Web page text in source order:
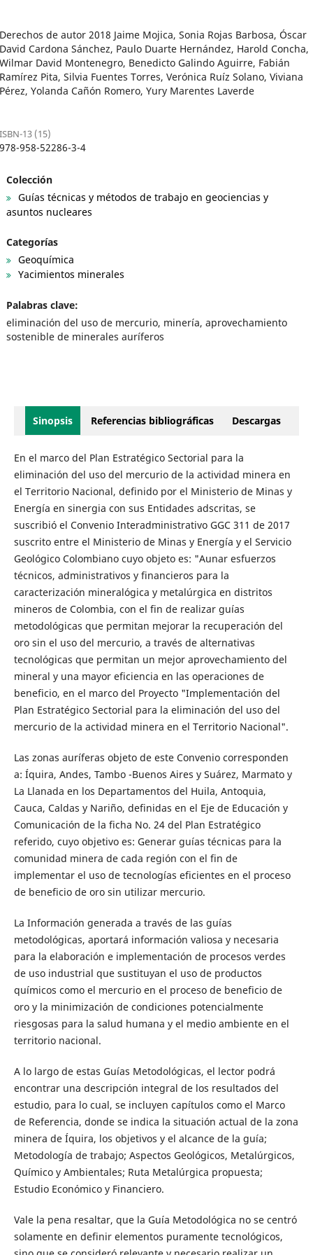
Derechos de autor 2018 Jaime Mojica, Sonia Rojas Barbosa, Óscar
David Cardona Sánchez, Paulo Duarte Hernández, Harold Concha,
Wilmar David Montenegro, Benedicto Galindo Aguirre, Fabián
Ramírez Pita, Silvia Fuentes Torres, Verónica Ruíz Solano, Viviana
Pérez, Yolanda Cañón Romero, Yury Marentes Laverde
ISBN-13 (15)
978-958-52286-3-4
Colección
Guías técnicas y métodos de trabajo en geociencias y
asuntos nucleares
Categorías
Geoquímica
Yacimientos minerales
Palabras clave:
eliminación del uso de mercurio, minería, aprovechamiento
sostenible de minerales auríferos
Sinopsis Referencias bibliográficas Descargas
En el marco del Plan Estratégico Sectorial para la
eliminación del uso del mercurio de la actividad minera en
el Territorio Nacional, definido por el Ministerio de Minas y
Energía en sinergia con sus Entidades adscritas, se
suscribió el Convenio Interadministrativo GGC 311 de 2017
suscrito entre el Ministerio de Minas y Energía y el Servicio
Geológico Colombiano cuyo objeto es: "Aunar esfuerzos
técnicos, administrativos y financieros para la
caracterización mineralógica y metalúrgica en distritos
mineros de Colombia, con el fin de realizar guías
metodológicas que permitan mejorar la recuperación del
oro sin el uso del mercurio, a través de alternativas
tecnológicas que permitan un mejor aprovechamiento del
mineral y una mayor eficiencia en las operaciones de
beneficio, en el marco del Proyecto "Implementación del
Plan Estratégico Sectorial para la eliminación del uso del
mercurio de la actividad minera en el Territorio Nacional".
Las zonas auríferas objeto de este Convenio corresponden
a: Íquira, Andes, Tambo -Buenos Aires y Suárez, Marmato y
La Llanada en los Departamentos del Huila, Antoquia,
Cauca, Caldas y Nariño, definidas en el Eje de Educación y
Comunicación de la ficha No. 24 del Plan Estratégico
referido, cuyo objetivo es: Generar guías técnicas para la
comunidad minera de cada región con el fin de
implementar el uso de tecnologías eficientes en el proceso
de beneficio de oro sin utilizar mercurio.
La Información generada a través de las guías
metodológicas, aportará información valiosa y necesaria
para la elaboración e implementación de procesos verdes
de uso industrial que sustituyan el uso de productos
químicos como el mercurio en el proceso de beneficio de
oro y la minimización de condiciones potencialmente
riesgosas para la salud humana y el medio ambiente en el
territorio nacional.
A lo largo de estas Guías Metodológicas, el lector podrá
encontrar una descripción integral de los resultados del
estudio, para lo cual, se incluyen capítulos como el Marco
de Referencia, donde se indica la situación actual de la zona
minera de Íquira, los objetivos y el alcance de la guía;
Metodología de trabajo; Aspectos Geológicos, Metalúrgicos,
Químico y Ambientales; Ruta Metalúrgica propuesta;
Estudio Económico y Financiero.
Vale la pena resaltar, que la Guía Metodológica no se centró
solamente en definir elementos puramente tecnológicos,